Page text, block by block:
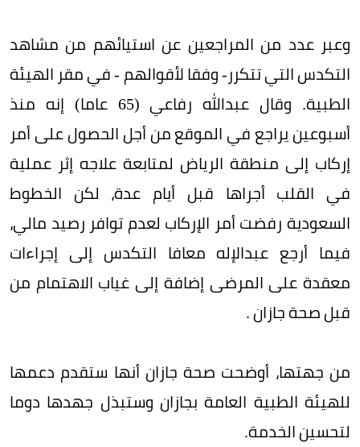
وعبر عدد من المراجعين عن استيائهم من مشاهد
التكدس التي تتكرر- وفقا لأقوالهم - في مقر الهيئة
الطبية. وقال عبدالله رفاعي (65 عاما) إنه منذ
أسبوعين يراجع في الموقع من أجل الحصول على أمر
إركاب إلى منطقة الرياض لمتابعة علاجه إثر عملية
في القلب أجراها قبل أيام عدة، لكن الخطوط
السعودية رفضت أمر الإركاب لعدم توافر رصيد مالي،
فيما أرجع عبدالإله معافا التكدس إلى إجراءات
معقدة على المرضى إضافة إلى غياب الاهتمام من
قبل صحة جازان .
من جهتها، أوضحت صحة جازان أنها ستقدم دعمها
للهيئة الطبية العامة بجازان وستبذل جهدها دوما
لتحسين الخدمة.